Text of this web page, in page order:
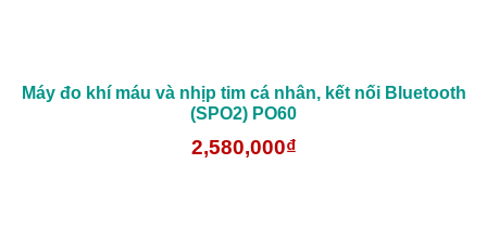
Máy đo khí máu và nhịp tim cá nhân, kết nối Bluetooth
(SPO2) PO60
2,580,000₫